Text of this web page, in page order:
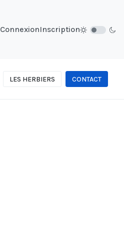
ConnexionInscription
LES HERBIERS CONTACT